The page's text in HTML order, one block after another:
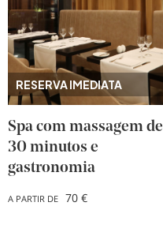
RESERVA IMEDIATA
Spa com massagem de
30 minutos e
gastronomia
A PARTIR DE 70 €